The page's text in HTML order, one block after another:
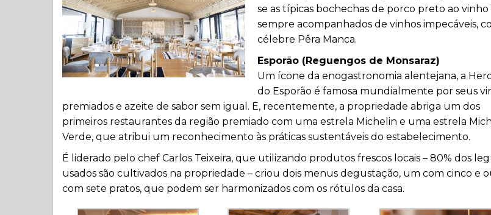
se as típicas bochechas de porco preto ao
sempre acompanhados de vinhos impecáveis,
célebre Pêra Manca.
Esporão (Reguengos de Monsaraz)
Um ícone da enogastronomia alentejana, a
do Esporão é famosa mundialmente por seus
premiados e azeite de sabor sem igual. E, recentemente, a propriedade abriga um dos
primeiros restaurantes da região premiado com uma estrela Michelin e uma estrela
Verde, que atribui um reconhecimento às práticas sustentáveis do estabelecimento.
É liderado pelo chef Carlos Teixeira, que utilizando produtos frescos locais – 80% dos
usados são cultivados na propriedade – criou dois menus degustação, um com cinco e
com sete pratos, que podem ser harmonizados com os rótulos da casa.